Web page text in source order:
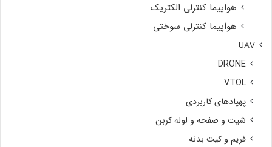
هواپیما کنترلی الکتریک
هواپیما کنترلی سوختی
UAV
DRONE
VTOL
پهپادهای کاربردی
شیت و صفحه و لوله کربن
فریم و کیت بدنه